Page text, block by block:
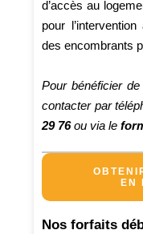
d’accès au
pour
des encombrants
Pour bénéficier
contacter par
29 76ou via le
EN
Nos forfaits